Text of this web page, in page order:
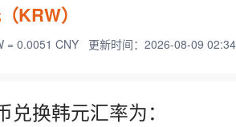
KRW）
= 0.0051 CNY 更新时间：2026-08-09
兑换韩元汇率为：